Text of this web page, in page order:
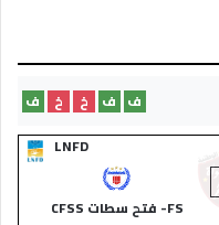
ف ف خ خ
ف
LNFD
FS- فتح سطات CFSS